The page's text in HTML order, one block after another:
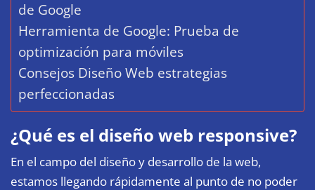
de Google
Herramienta de Google: Prueba de
optimización para móviles
Consejos Diseño Web estrategias
perfeccionadas
¿Qué es el diseño web responsive?
En el campo del diseño y desarrollo de la web,
estamos llegando rápidamente al punto de no poder